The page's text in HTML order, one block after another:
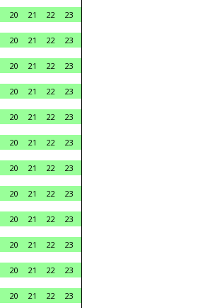
20 21 22
23
20 21 22
23
20 21 22
23
20 21 22
23
20 21 22
23
20 21 22
23
20 21 22
23
20 21 22
23
20 21 22
23
20 21 22
23
20 21 22
23
20 21 22
23